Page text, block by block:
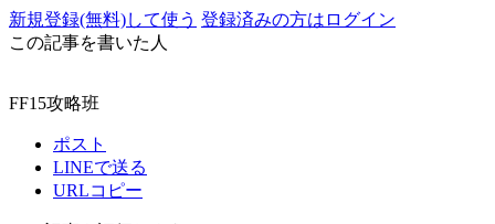
新規登録(無料)して使う 登録済みの方はログイン
この記事を書いた人
FF15攻略班
ポスト
LINEで送る
URLコピー